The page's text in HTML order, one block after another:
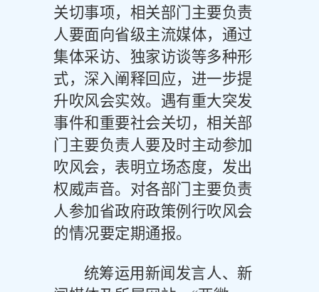
关切事项，相关部门主要负责
人要面向省级主流媒体，通过
集体采访、独家访谈等多种形
式，深入阐释回应，进一步提
升吹风会实效。遇有重大突发
事件和重要社会关切，相关部
门主要负责人要及时主动参加
吹风会，表明立场态度，发出
权威声音。对各部门主要负责
人参加省政府政策例行吹风会
的情况要定期通报。
统筹运用新闻发言人、新